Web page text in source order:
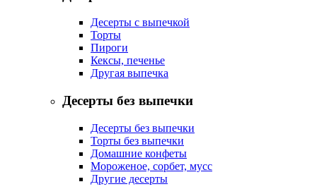
Десерты с выпечкой
Торты
Пироги
Кексы, печенье
Другая выпечка
Десерты без выпечки
Десерты без выпечки
Торты без выпечки
Домашние конфеты
Мороженое, сорбет, мусс
Другие десерты